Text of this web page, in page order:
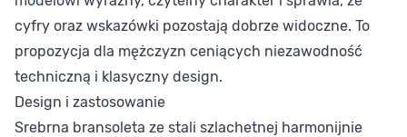
cyfry oraz wskazówki pozostają dobrze widoczne. To
propozycja dla mężczyzn ceniących niezawodność
techniczną i klasyczny design.
Design i zastosowanie
Srebrna bransoleta ze stali szlachetnej harmonijnie